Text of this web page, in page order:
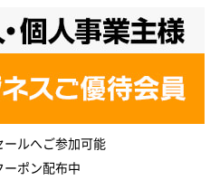
ールへご参加可能
ポン配布中